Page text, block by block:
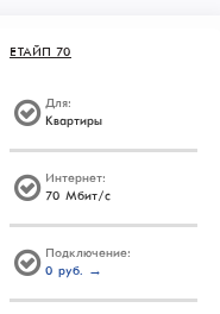
ЕТАЙП 70
Для:
Квартиры
Интернет:
70 Мбит/с
Подключение:
0 руб. →